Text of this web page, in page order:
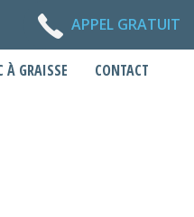
APPEL GRATUIT
À GRAISSE CONTACT